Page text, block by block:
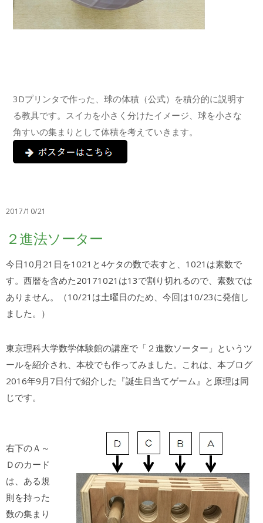
3Dプリンタで作った、球の体積（公式）を積分的に説明す
る教具です。スイカを小さく分けたイメージ、球を小さな
角すいの集まりとして体積を考えていきます。
2017/10/21
２進法ソーター
今日10月21日を1021と4ケタの数で表すと、1021は素数で
す。西暦を含めた20171021は13で割り切れるので、素数では
ありません。（10/21は土曜日のため、今回は10/23に発信し
ました。）
東京理科大学数学体験館の講座で「２進数ソーター」というツ
ールを紹介され、本校でも作ってみました。これは、本ブログ
2016年9月7日付で紹介した『誕生日当てゲーム』と原理は同
じです。
右下のＡ～
Ｄのカード
は、ある規
則を持った
数の集まり